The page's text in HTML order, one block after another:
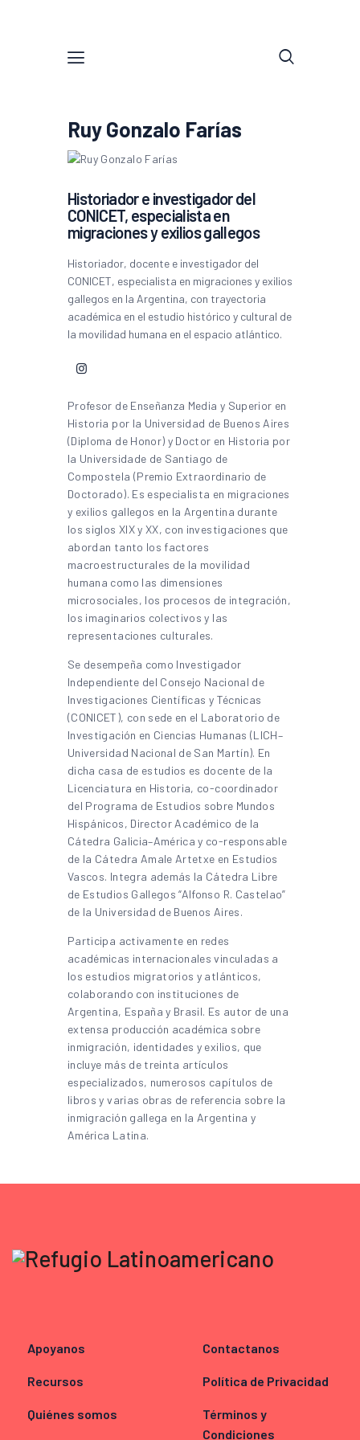
Ruy Gonzalo Farías
Historiador e investigador del
CONICET, especialista en
migraciones y exilios gallegos
Historiador, docente e investigador del
CONICET, especialista en migraciones y exilios
gallegos en la Argentina, con trayectoria
académica en el estudio histórico y cultural de
la movilidad humana en el espacio atlántico.
Profesor de Enseñanza Media y Superior en
Historia por la Universidad de Buenos Aires
(Diploma de Honor) y Doctor en Historia por
la Universidade de Santiago de
Compostela (Premio Extraordinario de
Doctorado). Es especialista en migraciones
y exilios gallegos en la Argentina durante
los siglos XIX y XX, con investigaciones que
abordan tanto los factores
macroestructurales de la movilidad
humana como las dimensiones
microsociales, los procesos de integración,
los imaginarios colectivos y las
representaciones culturales.
Se desempeña como Investigador
Independiente del Consejo Nacional de
Investigaciones Científicas y Técnicas
(CONICET), con sede en el Laboratorio de
Investigación en Ciencias Humanas (LICH–
Universidad Nacional de San Martín). En
dicha casa de estudios es docente de la
Licenciatura en Historia, co-coordinador
del Programa de Estudios sobre Mundos
Hispánicos, Director Académico de la
Cátedra Galicia–América y co-responsable
de la Cátedra Amale Artetxe en Estudios
Vascos. Integra además la Cátedra Libre
de Estudios Gallegos “Alfonso R. Castelao”
de la Universidad de Buenos Aires.
Participa activamente en redes
académicas internacionales vinculadas a
los estudios migratorios y atlánticos,
colaborando con instituciones de
Argentina, España y Brasil. Es autor de una
extensa producción académica sobre
inmigración, identidades y exilios, que
incluye más de treinta artículos
especializados, numerosos capítulos de
libros y varias obras de referencia sobre la
inmigración gallega en la Argentina y
América Latina.
Apoyanos
Recursos
Quiénes somos
Contactanos
Política de Privacidad
Términos y
Condiciones